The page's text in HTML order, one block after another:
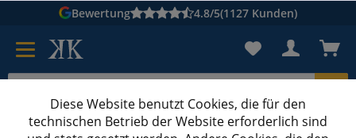
Bewertung 4.8/5(1127 Kunden)
Karton suchen
Diese Website benutzt Cookies, die für den
technischen Betrieb der Website erforderlich sind